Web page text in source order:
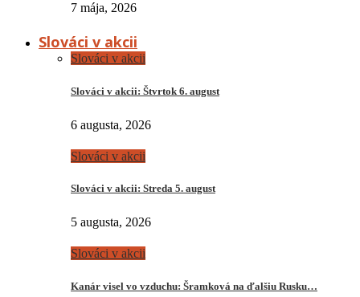
7 mája, 2026
Slováci v akcii
Slováci v akcii
Slováci v akcii: Štvrtok 6. august
6 augusta, 2026
Slováci v akcii
Slováci v akcii: Streda 5. august
5 augusta, 2026
Slováci v akcii
Kanár visel vo vzduchu: Šramková na ďalšiu Rusku…